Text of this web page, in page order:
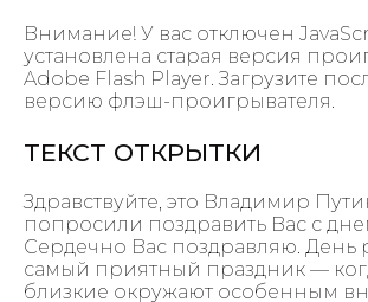
Внимание! У вас отключен
установлена старая версия
Adobe Flash Player. Загрузите
версию флэш-проигрывателя.
ТЕКСТ ОТКРЫТКИ
Здравствуйте, это Владимир
попросили поздравить Вас с
Сердечно Вас поздравляю. День
самый приятный праздник —
близкие окружают особенным